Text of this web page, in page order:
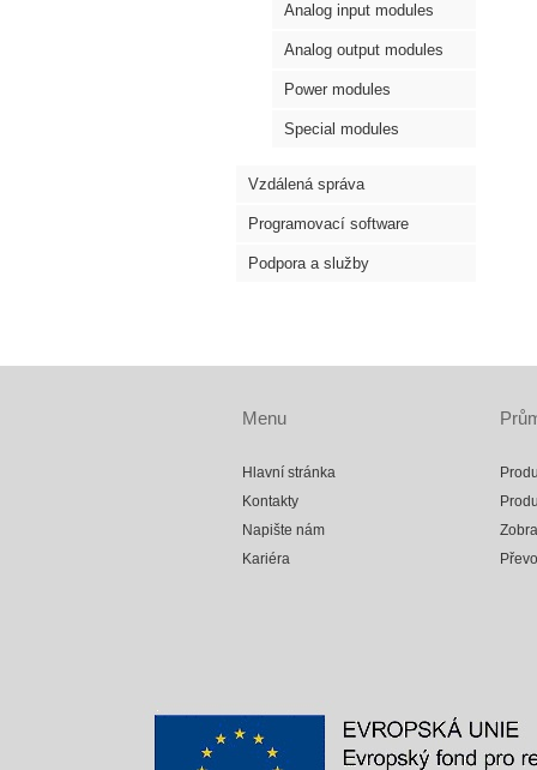
Analog input modules
Analog output modules
Power modules
Special modules
Vzdálená správa
Programovací software
Podpora a služby
Menu
Hlavní stránka
Kontakty
Napište nám
Kariéra